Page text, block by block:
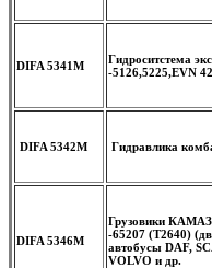
DIFA 5341M
Гидроситстема
-5126,5225,EVN
DIFA 5342M Гидравлика
DIFA 5346M
Грузовики
-65207 (Т2640)
автобусы DAF,
VOLVO и др.